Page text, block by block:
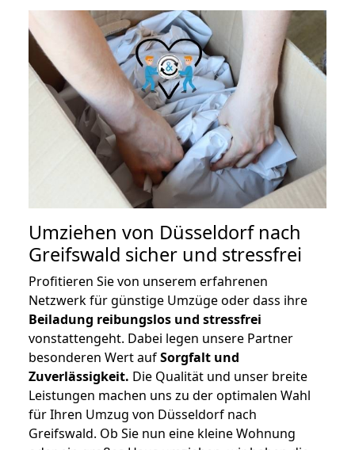
Umziehen von Düsseldorf nach
Greifswald sicher und stressfrei
Profitieren Sie von unserem erfahrenen
Netzwerk für günstige Umzüge oder dass ihre
Beiladung reibungslos und stressfrei
vonstattengeht. Dabei legen unsere Partner
besonderen Wert aufSorgfalt und
Zuverlässigkeit. Die Qualität und unser breite
Leistungen machen uns zu der optimalen Wahl
für Ihren Umzug von Düsseldorf nach
Greifswald. Ob Sie nun eine kleine Wohnung